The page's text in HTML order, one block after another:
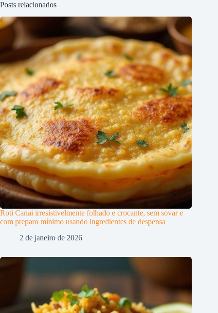
Posts relacionados
Roti Canai irresistivelmente folhado e crocante, sem sovar e
com preparo mínimo usando ingredientes de despensa
2 de janeiro de 2026